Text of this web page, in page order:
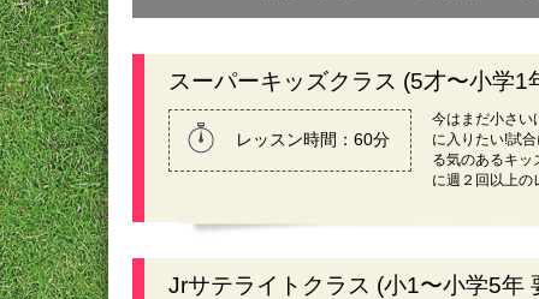
スーパーキッズクラス (5才〜小学1
レッスン時間：60分
今はまだ小さい
に入りたい!試
る気のあるキッ
に週２回以上の
Jrサテライトクラス (小1〜小学5年